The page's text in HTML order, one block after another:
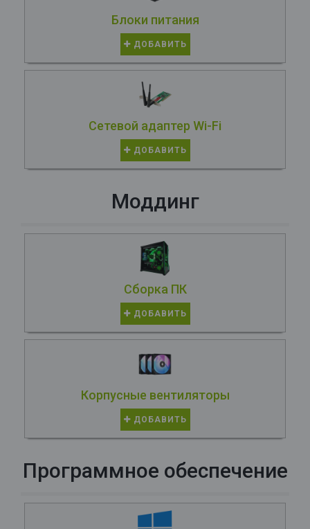
Блоки питания
ДОБАВИТЬ
Сетевой адаптер Wi-Fi
ДОБАВИТЬ
Моддинг
Сборка ПК
ДОБАВИТЬ
Корпусные вентиляторы
ДОБАВИТЬ
Программное обеспечение